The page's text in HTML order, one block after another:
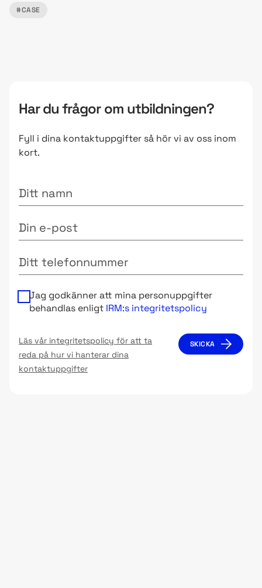
#CASE
Har du frågor om utbildningen?
Fyll i dina kontaktuppgifter så hör vi av oss inom
kort.
Ditt namn
Din e-post
Ditt telefonnummer
Jag godkänner att mina personuppgifter
behandlas enligt IRM:s integritetspolicy
Läs vår integritetspolicy för att ta
reda på hur vi hanterar dina
kontaktuppgifter